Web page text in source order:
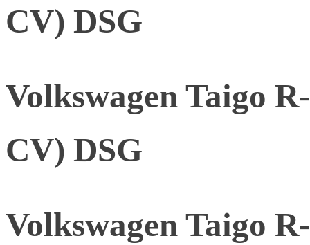
CV) DSG
Volkswagen Taigo
CV) DSG
Volkswagen Taigo